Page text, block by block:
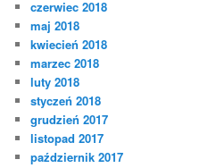
czerwiec 2018
maj 2018
kwiecień 2018
marzec 2018
luty 2018
styczeń 2018
grudzień 2017
listopad 2017
październik 2017